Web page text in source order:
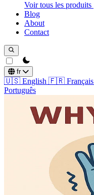
Voir tous les produits
Blog
About
Contact
theme switcher
fr
🇺🇸 English 🇫🇷 Français
Português